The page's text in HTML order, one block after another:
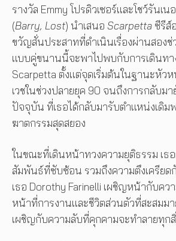
รางวัล Emmy โปรดิวเซอร์และโชว์รันเ
(Barry, Lost) นำเสนอ Scarpetta ซีรีส์
ขวัญสั่นประสาทที่ดำเนินเรื่องผ่านสองช่ว
แบบคู่ขนานนี้จะพาไปพบกับการเดินทา
Scarpetta ตั้งแต่จุดเริ่มต้นในฐานะหัว
เวชในช่วงปลายยุค 90 จนถึงการกลับมา
ปัจจุบัน ที่เธอได้กลับมารับตำแหน่งเดิ
ฆาตกรรมสุดสยอง
ในขณะที่เดินหน้าทวงความยุติธรรม เธ
สัมพันธ์ที่ซับซ้อน รวมถึงความตึงเครียด
เธอ Dorothy Farinelli เผชิญหน้ากับคว
หน้าที่การงานและชีวิตส่วนตัวที่สะสมม
เผชิญกับความลับที่คุกคามจะทำลายทุกสิ่